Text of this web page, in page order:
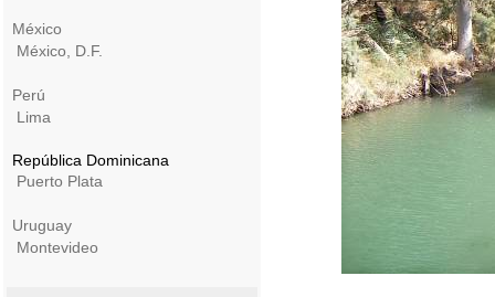
México
México, D.F.
Perú
Lima
República Dominicana
Puerto Plata
Uruguay
Montevideo